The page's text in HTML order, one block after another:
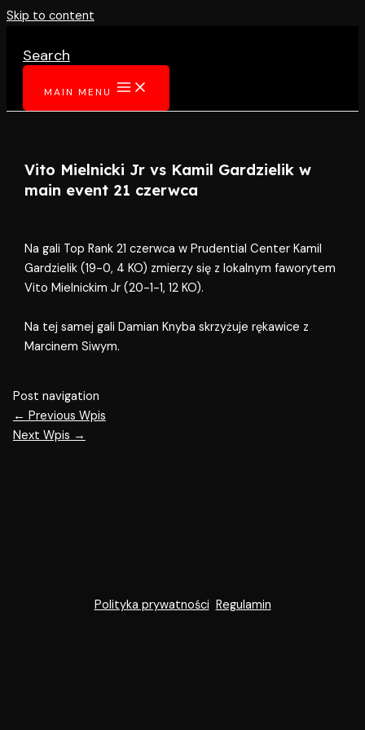
Skip to content
Search
MAIN MENU
Vito Mielnicki Jr vs Kamil Gardzielik w
main event 21 czerwca
Na gali Top Rank 21 czerwca w Prudential Center Kamil
Gardzielik (19-0, 4 KO) zmierzy się z lokalnym faworytem
Vito Mielnickim Jr (20-1-1, 12 KO).
Na tej samej gali Damian Knyba skrzyżuje rękawice z
Marcinem Siwym.
Post navigation
← Previous Wpis
Next Wpis →
Polityka prywatności Regulamin